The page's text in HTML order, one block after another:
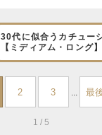
30代に似合うカチュー
【ミディアム・ロング】
2 3 ... 最
1 / 5